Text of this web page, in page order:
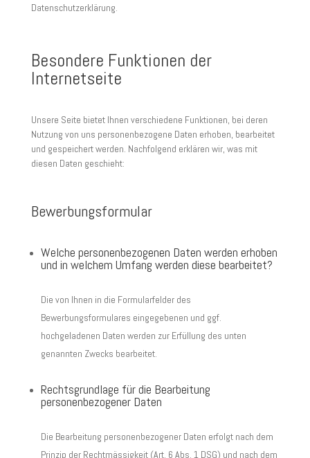
Datenschutzerklärung.
Besondere Funktionen der
Internetseite
Unsere Seite bietet Ihnen verschiedene Funktionen, bei deren
Nutzung von uns personenbezogene Daten erhoben, bearbeitet
und gespeichert werden. Nachfolgend erklären wir, was mit
diesen Daten geschieht:
Bewerbungsformular
Welche personenbezogenen Daten werden erhoben
und in welchem Umfang werden diese bearbeitet?
Die von Ihnen in die Formularfelder des
Bewerbungsformulares eingegebenen und ggf.
hochgeladenen Daten werden zur Erfüllung des unten
genannten Zwecks bearbeitet.
Rechtsgrundlage für die Bearbeitung
personenbezogener Daten
Die Bearbeitung personenbezogener Daten erfolgt nach dem
Prinzip der Rechtmässigkeit (Art. 6 Abs. 1 DSG) und nach dem